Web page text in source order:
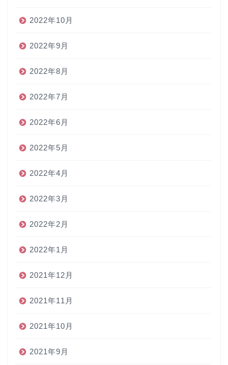
2022年10月
2022年9月
2022年8月
2022年7月
2022年6月
2022年5月
2022年4月
2022年3月
2022年2月
2022年1月
2021年12月
2021年11月
2021年10月
2021年9月